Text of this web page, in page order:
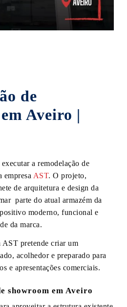
de
Aveiro |
a remodelação de
empresa AST. O projeto,
de arquitetura e design da
parte do atual armazém da
moderno, funcional e
da marca.
AST pretende criar um
acolhedor e preparado para
e apresentações comerciais.
showroom em Aveiro